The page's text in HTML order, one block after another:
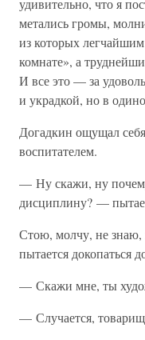
удивительно, что я
метались громы,
из которых
комнате», а
И все это — за
и украдкой, но в
Догадкин ощущал
воспитателем.
— Ну скажи, ну
дисциплину? —
Стою, молчу, не знаю,
пытается докопаться
— Скажи мне, ты
— Случается,